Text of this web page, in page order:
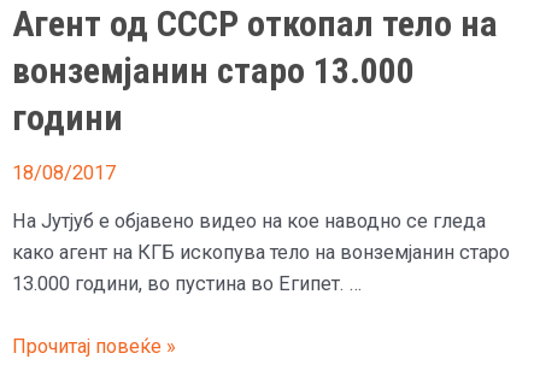
Агент од СССР откопал тело на
вонземјанин старо 13.000
години
18/08/2017
На Јутјуб е објавено видео на кое наводно се гледа
како агент на КГБ ископува тело на вонземјанин старо
13.000 години, во пустина во Египет. …
Агент
Прочитај повеќе »